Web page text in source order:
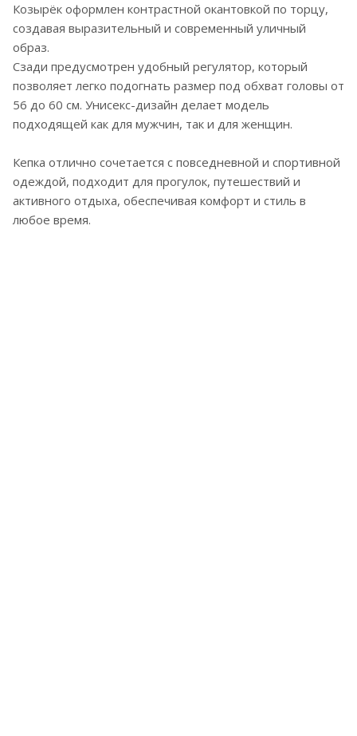
Козырёк оформлен контрастной окантовкой по торцу,
создавая выразительный и современный уличный
образ.
Сзади предусмотрен удобный регулятор, который
позволяет легко подогнать размер под обхват головы от
56 до 60 см. Унисекс-дизайн делает модель
подходящей как для мужчин, так и для женщин.
Кепка отлично сочетается с повседневной и спортивной
одеждой, подходит для прогулок, путешествий и
активного отдыха, обеспечивая комфорт и стиль в
любое время.